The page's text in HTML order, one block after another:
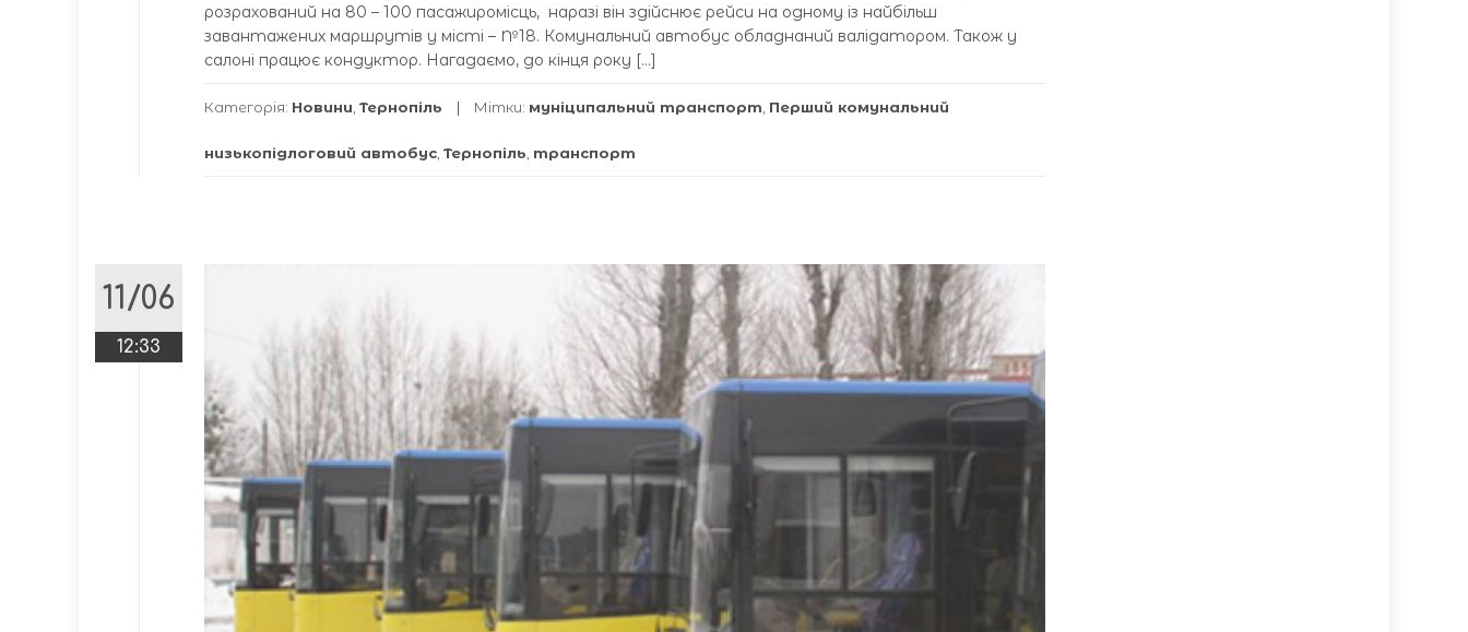
розрахований на 80 – 100 пасажиромісць, наразі він здійснює рейси на одному із найбільш
завантажених маршрутів у місті – №18. Комунальний автобус обладнаний валідатором. Також у
салоні працює кондуктор. Нагадаємо, до кінця року […]
Категорія: Новини Тернопіль Мітки: муніципальний транспорт Перший комунальний
низькопідлоговий автобус Тернопіль транспорт
11/06
12:33